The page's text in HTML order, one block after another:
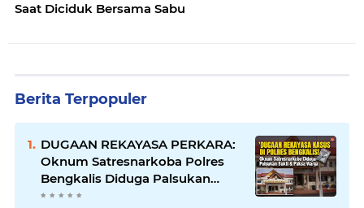
Saat Diciduk Bersama Sabu
Berita Terpopuler
DUGAAN REKAYASA PERKARA:
Oknum Satresnarkoba Polres
Bengkalis Diduga Palsukan
Barang Bukti Hingga Paksa